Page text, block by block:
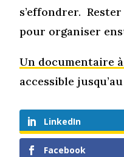
s’effondrer.
pour organiser
Un documentaire
accessible
LinkedIn
Facebook